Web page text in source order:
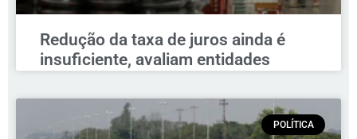
Redução da taxa de juros ainda é
insuficiente, avaliam entidades
POLÍTICA